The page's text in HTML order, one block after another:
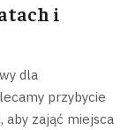
i
dla
przybycie
zająć miejsca